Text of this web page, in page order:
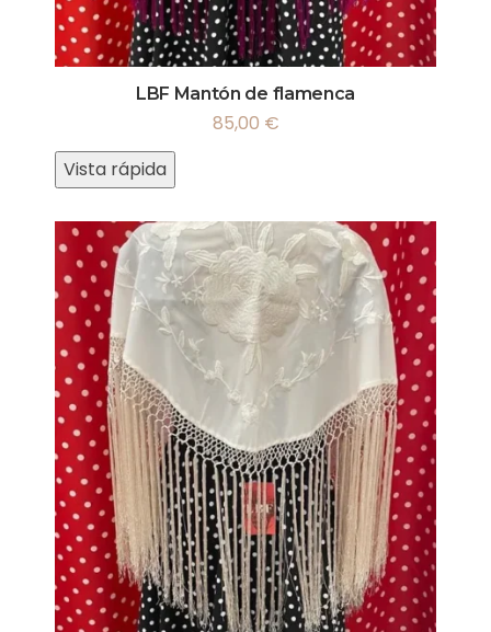
LBF Mantón de flamenca
85,00 €
Vista rápida